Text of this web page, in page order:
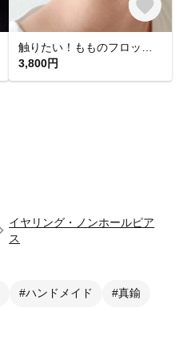
3,800円
イヤリング・ノンホールピア
ス
#ハンドメイド #真鍮